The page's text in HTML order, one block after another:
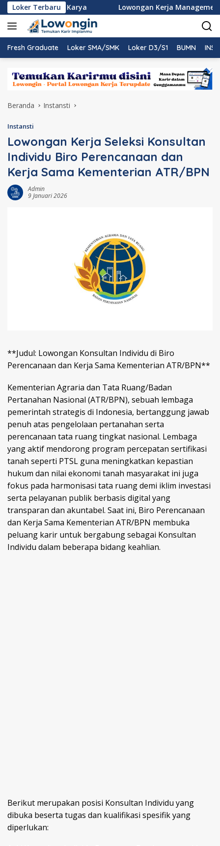
Langsung
ke
konten
Loker Terbaru
Nindya Karya Lowongan Kerja Management
Fresh Graduate Loker SMA/SMK Loker D3/S1 BUMN
Beranda Instansti
Instansti
Lowongan Kerja Seleksi Konsultan
Individu Biro Perencanaan dan
Kerja Sama Kementerian ATR/BPN
Admin
9 Januari 2026
**Judul: Lowongan Konsultan Individu di Biro
Perencanaan dan Kerja Sama Kementerian ATR/BPN**
Kementerian Agraria dan Tata Ruang/Badan
Pertanahan Nasional (ATR/BPN), sebuah lembaga
pemerintah strategis di Indonesia, bertanggung jawab
penuh atas pengelolaan pertanahan serta
perencanaan tata ruang tingkat nasional. Lembaga
yang aktif mendorong program percepatan sertifikasi
tanah seperti PTSL guna meningkatkan kepastian
hukum dan nilai ekonomi tanah masyarakat ini juga
fokus pada harmonisasi tata ruang demi iklim investasi
serta pelayanan publik berbasis digital yang
transparan dan akuntabel. Saat ini, Biro Perencanaan
dan Kerja Sama Kementerian ATR/BPN membuka
peluang karir untuk bergabung sebagai Konsultan
Individu dalam beberapa bidang keahlian.
Berikut merupakan posisi Konsultan Individu yang
dibuka beserta tugas dan kualifikasi spesifik yang
diperlukan: